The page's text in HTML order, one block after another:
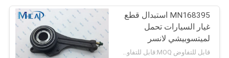
اطلب
اقتباس
117
MN168395 استبدال قطع
غيار السيارات تحمل
لميتسوبيشي لانسر
قابل للتفاوض MOQ:قابل للتفاوض